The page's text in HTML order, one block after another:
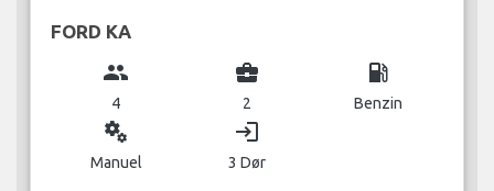
FORD KA
group
4
business_center
2
local_gas_station
Benzin
miscellaneous_services
Manuel
login
3 Dør